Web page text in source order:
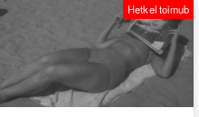
Hetkel toimub